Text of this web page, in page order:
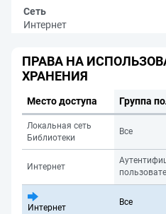
Сеть
Интернет
ПРАВА НА
ХРАНЕНИЯ
Место доступа Группа
Локальная сеть
Библиотеки
Все
Интернет
Интернет
Все